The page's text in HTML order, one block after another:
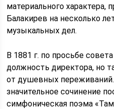
материального характера,
Балакирев на несколько
музыкальных дел.
В 1881 г. по просьбе
должность директора, но
от душевных
значительное сочинение
симфоническая поэма